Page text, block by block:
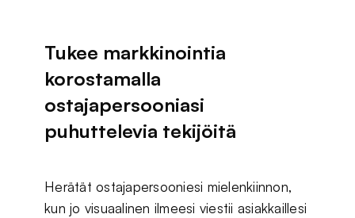
Tukee markkinointia
korostamalla
ostajapersooniasi
puhuttelevia tekijöitä
Herätät ostajapersooniesi mielenkiinnon,
kun jo visuaalinen ilmeesi viestii asiakkaillesi